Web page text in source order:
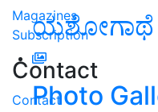
ಯಶೋಗಾಥೆ
Photo
Magazines
Subscription
Contact
Contact